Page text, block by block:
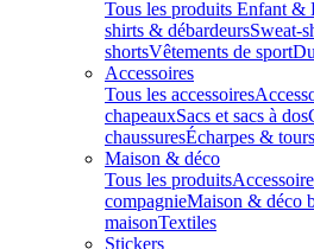
Tous les produits Enfant &
shirts & débardeursSweat-
shortsVêtements de sport
Accessoires
Tous les accessoires
chapeauxSacs et sacs à dos
chaussuresÉcharpes &
Maison & déco
Tous les produits
compagnieMaison & déco
maisonTextiles
Stickers